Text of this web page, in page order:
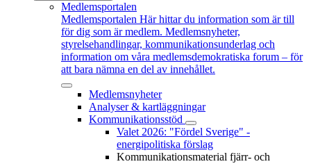
Medlemsportalen
Medlemsportalen Här hittar du information som är till
för dig som är medlem. Medlemsnyheter,
styrelsehandlingar, kommunikationsunderlag och
information om våra medlemsdemokratiska forum – för
att bara nämna en del av innehållet.
Medlemsnyheter
Analyser & kartläggningar
Kommunikationsstöd
Valet 2026: "Fördel Sverige" -
energipolitiska förslag
Kommunikationsmaterial fjärr- och